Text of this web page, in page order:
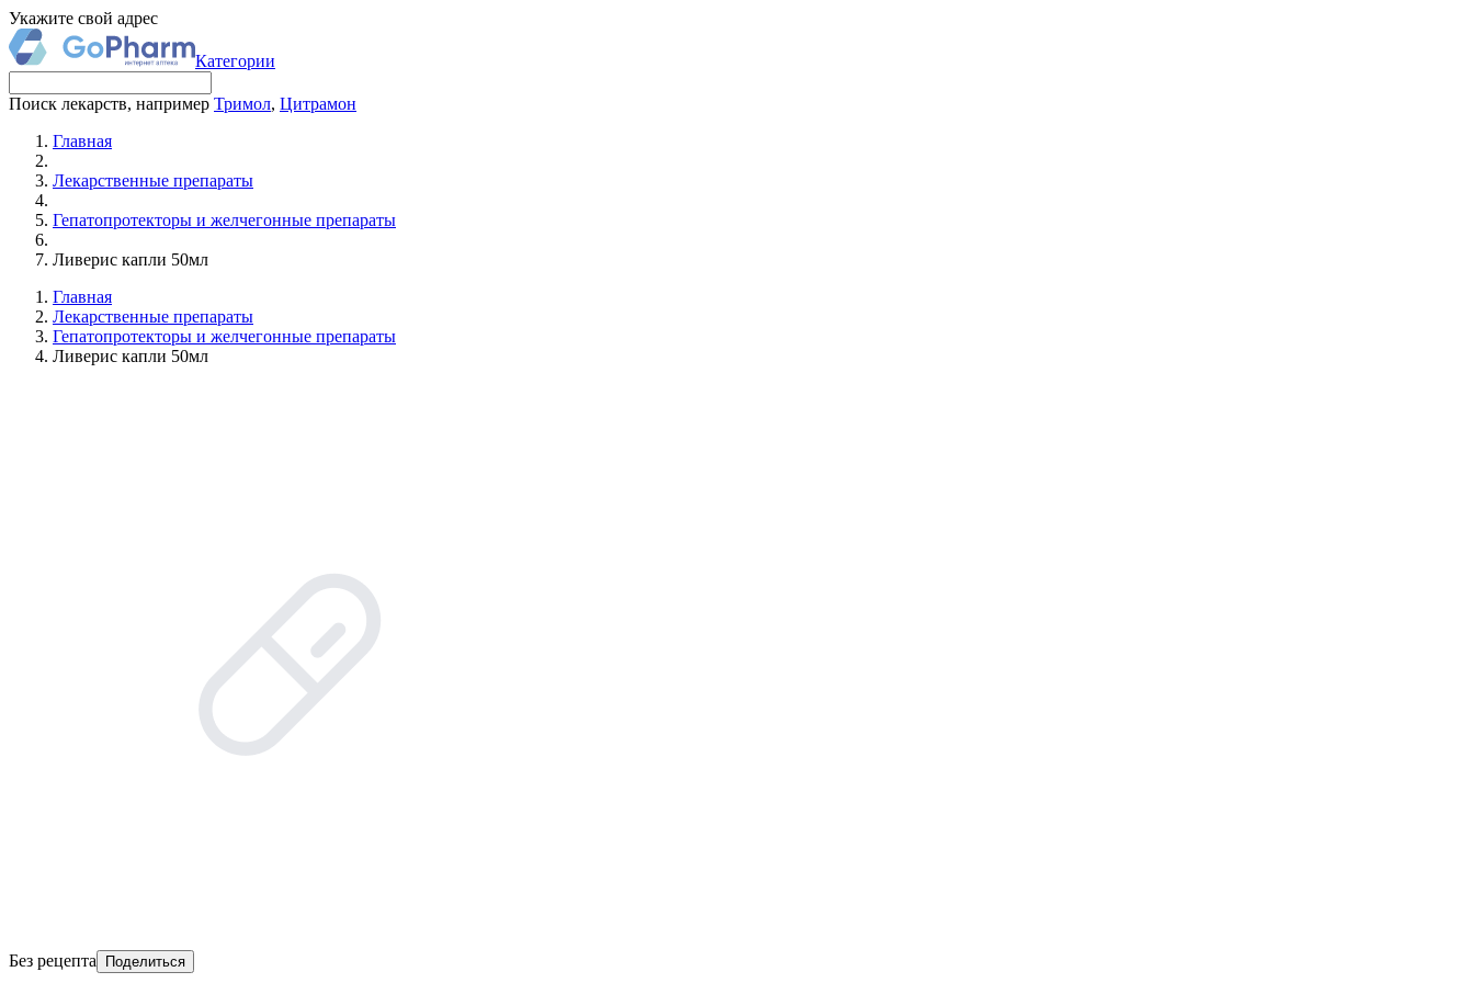
Укажите свой адрес
Категории
Поиск лекарств, например Тримол, Цитрамон
Главная
Лекарственные препараты
Гепатопротекторы и желчегонные препараты
Ливерис капли 50мл
Главная
Лекарственные препараты
Гепатопротекторы и желчегонные препараты
Ливерис капли 50мл
Без рецепта Поделиться